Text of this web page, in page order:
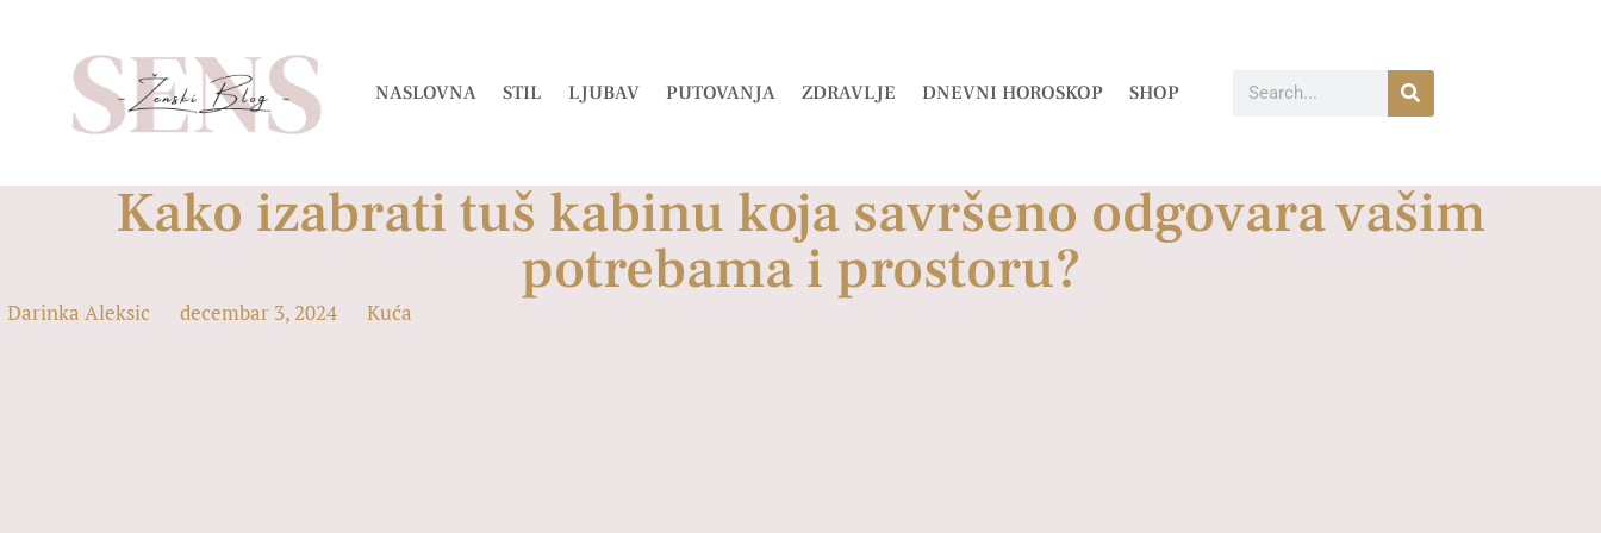
NASLOVNA STIL LJUBAV PUTOVANJA ZDRAVLJE DNEVNI HOROSKOP SHOP
Kako izabrati tuš kabinu koja savršeno odgovara vašim
potrebama i prostoru?
Darinka Aleksic decembar 3, 2024 Kuća